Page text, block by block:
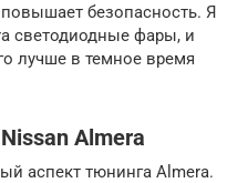
безопасность. Я
светодиодные фары, и
лучше в темное время
Almera
аспект тюнинга Almera.